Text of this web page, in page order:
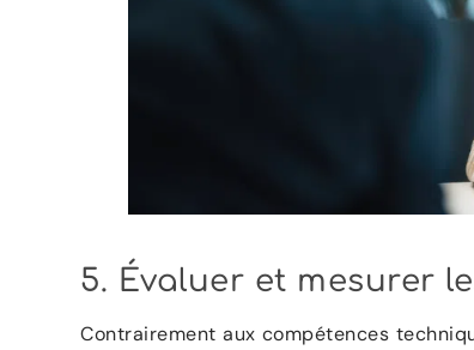
5. Évaluer et mesurer
Contrairement aux compétences